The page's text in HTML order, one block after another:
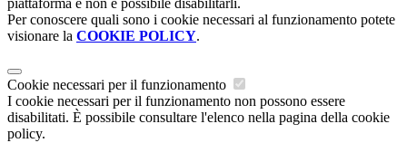
piattaforma e non è possibile disabilitarli.
Per conoscere quali sono i cookie necessari al funzionamento potete
visionare la COOKIE POLICY.
Cookie necessari per il funzionamento
I cookie necessari per il funzionamento non possono essere
disabilitati. È possibile consultare l'elenco nella pagina della cookie
policy.